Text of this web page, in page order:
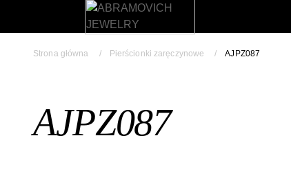
Strona główna Pierścionki zaręczynowe AJPZ087
AJPZ087